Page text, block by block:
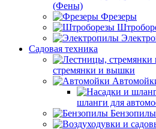
(Фены)
Фрезеры
Садовая техника
стремянки и вышки
шланги для
Бензопилы